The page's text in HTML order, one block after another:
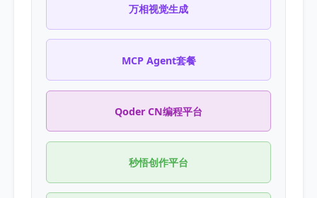
万相视觉生成
MCP Agent套餐
Qoder CN编程平台
秒悟创作平台